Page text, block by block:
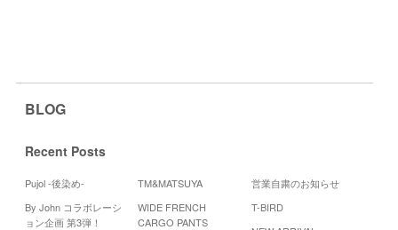
BLOG
Recent Posts
Pujol -後染め- TM&MATSUYA
営業自粛のお知らせ
By John コラボレーシ
ョン企画 第3弾！
WIDE FRENCH
CARGO PANTS
T-BIRD